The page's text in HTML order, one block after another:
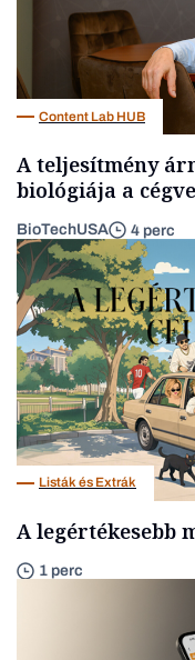
Content Lab HUB
A teljesítmény
biológiája a
BioTechUSA 4 perc
Listák és Extrák
A legértékesebb
1 perc